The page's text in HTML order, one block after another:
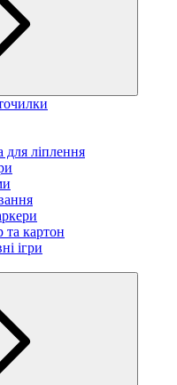
для ліплення
та картон
ігри